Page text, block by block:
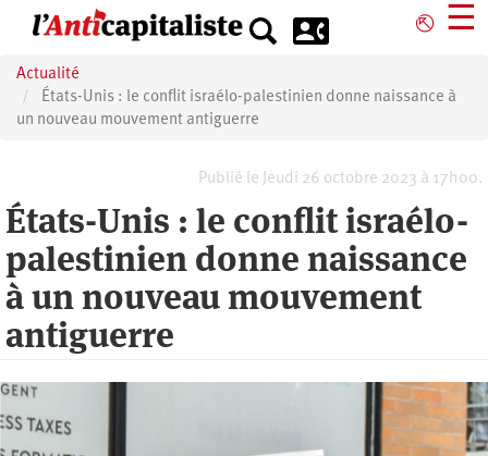
principal
⎋ ☰
Actualité
États-Unis : le conflit israélo-palestinien donne naissance à
un nouveau mouvement antiguerre
Publié le Jeudi 26 octobre 2023 à 17h00.
États-Unis : le conflit israélo-
palestinien donne naissance
à un nouveau mouvement
antiguerre